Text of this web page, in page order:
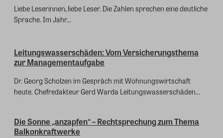
Liebe Leserinnen, liebe Leser. Die Zahlen sprechen eine deutliche
Sprache. Im Jahr...
Leitungswasserschäden: Vom Versicherungsthema
zur Managementaufgabe
Dr. Georg Scholzen im Gespräch mit Wohnungswirtschaft
heute. Chefredakteur Gerd Warda Leitungswasserschäden...
Die Sonne „anzapfen“ – Rechtsprechung zum Thema
Balkonkraftwerke